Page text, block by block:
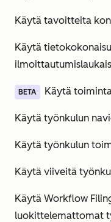
Käytä tavoitteita
Käytä
BETA Käytä
Käytä työnkulun
Käytä työnkulun
Käytä viiveitä
Käytä Workflow
luokittelemattomat